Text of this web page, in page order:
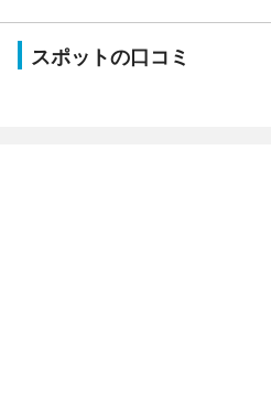
スポットの口コミ